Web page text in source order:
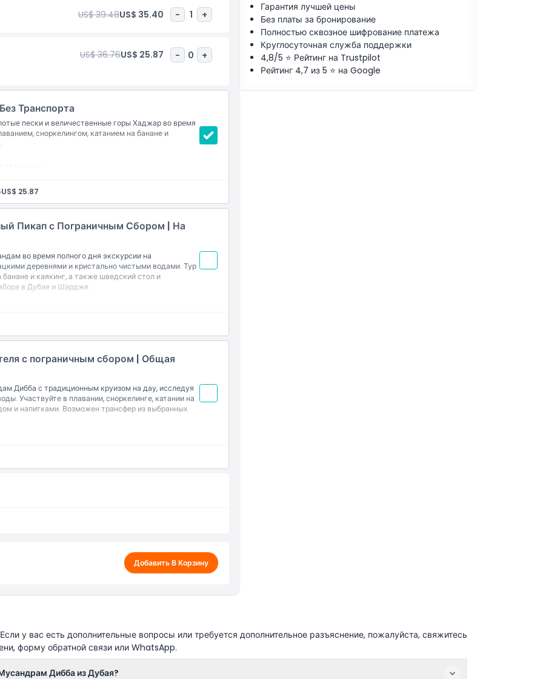
US$ 39.48US$ 35.40 - 1 +
US$ 36.76US$ 25.87 - 0 +
Транспорта
пески и величественные горы Хаджар во время
сноркелингом, катанием на банане и
Мусандам
и свежими фруктами
пункте Дибба
полного дня приключений на побережье
с человека на контрольном пункте
US$ 25.87
Пикап с Пограничным Сбором | На
во время полного дня экскурсии на
деревнями и кристально чистыми водами. Тур
и каякинг, а также шведский стол и
в Дубае и Шардже.
Safari Mall Sharjah и больницы шейха Халифы в
соками и свежими фруктами
размера группы (7-местные, минивэны, автобусы
за дополнительную плату для более
Grand Hotel Al Qusais, Саудовской мечети
с пограничным сбором | Общая
Дибба с традиционным круизом на дау, исследуя
Участвуйте в плавании, сноркелинге, катании на
и напитками. Возможен трансфер из выбранных
если находитесь за пределами этих
и свежими фруктами
и окрестных отелях
(не менее 3 месяцев) и соблюдать
Добавить В Корзину
Гарантия лучшей цены
Без платы за бронирование
Полностью сквозное шифрование платежа
Круглосуточная служба поддержки
4,8/5 ⭐ Рейтинг на Trustpilot
Рейтинг 4,7 из 5 ⭐ на Google
у вас есть дополнительные вопросы или требуется дополнительное разъяснение, пожалуйста, свяжитесь
форму обратной связи или WhatsApp.
Дибба из Дубая?